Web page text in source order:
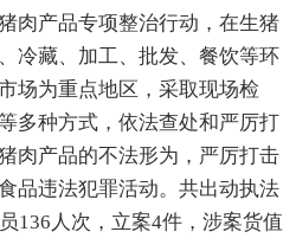
肉产品专项整治行动，在生猪
冷藏、加工、批发、餐饮等环
场为重点地区，采取现场检
多种方式，依法查处和严厉打
肉产品的不法形为，严厉打击
品违法犯罪活动。共出动执法
136人次，立案4件，涉案货值